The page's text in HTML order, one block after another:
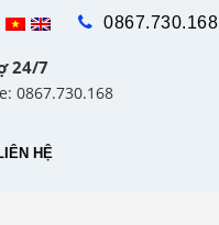
0867.730.168
24/7
0867.730.168
HỆ